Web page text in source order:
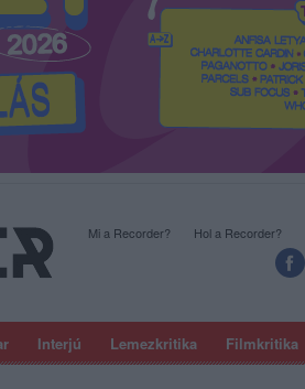
Interjú Lemezkritika Filmkritika
Mi a Recorder? Hol a Recorder?